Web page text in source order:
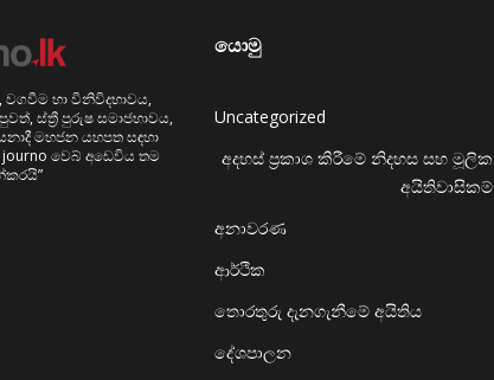
හා විනිවිදභාවය,
ස්ත්‍රී පුරුෂ සමාජභාවය,
මහජන යහපත සඳහා
වෙබ් අඩෙවිය තම
යොමු
Uncategorized
අදහස් ප්‍රකාශ කිරීමේ නිදහස සහ මූලික
අයිතිවාසිකම්
අනාවරණ
ආර්ථික
තොරතුරු දැනගැනීමේ අයිතිය
දේශපාලන